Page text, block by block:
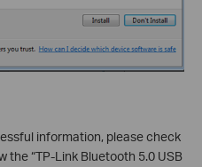
information, please check
the “TP-Link Bluetooth 5.0 USB